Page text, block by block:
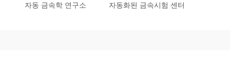
자동 금속학 연구소 자동화된 금속시험 센터